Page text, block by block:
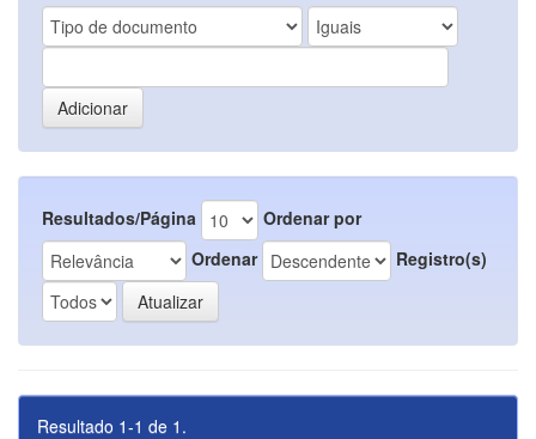
Resultados/Página
Ordenar por
Ordenar
Registro(s)
Resultado 1-1 de 1.